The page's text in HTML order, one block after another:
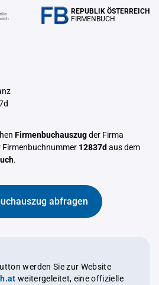
REPUBLIK ÖSTERREICH
FIRMENBUCH
Firmenbuchauszugder Firma
Firmenbuchnummer 12837d aus dem
.
abfragen
werden Sie zur Website
weitergeleitet, eine offizielle